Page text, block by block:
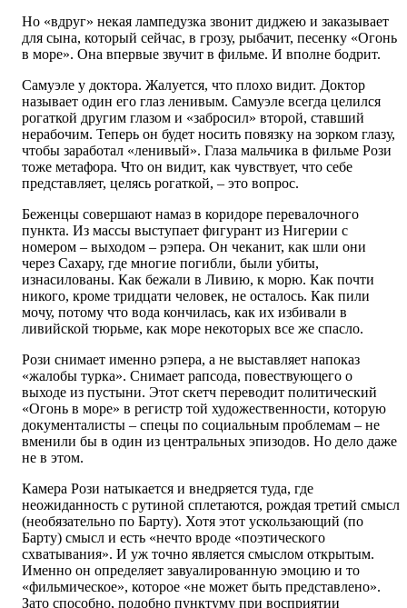
Но «вдруг» некая лампедузка звонит диджею и заказывает
для сына, который сейчас, в грозу, рыбачит, песенку «Огонь
в море». Она впервые звучит в фильме. И вполне бодрит.
Самуэле у доктора. Жалуется, что плохо видит. Доктор
называет один его глаз ленивым. Самуэле всегда целился
рогаткой другим глазом и «забросил» второй, ставший
нерабочим. Теперь он будет носить повязку на зорком глазу,
чтобы заработал «ленивый». Глаза мальчика в фильме Рози
тоже метафора. Что он видит, как чувствует, что себе
представляет, целясь рогаткой, – это вопрос.
Беженцы совершают намаз в коридоре перевалочного
пункта. Из массы выступает фигурант из Нигерии с
номером – выходом – рэпера. Он чеканит, как шли они
через Сахару, где многие погибли, были убиты,
изнасилованы. Как бежали в Ливию, к морю. Как почти
никого, кроме тридцати человек, не осталось. Как пили
мочу, потому что вода кончилась, как их избивали в
ливийской тюрьме, как море некоторых все же спасло.
Рози снимает именно рэпера, а не выставляет напоказ
«жалобы турка». Снимает рапсода, повествующего о
выходе из пустыни. Этот скетч переводит политический
«Огонь в море» в регистр той художественности, которую
документалисты – спецы по социальным проблемам – не
вменили бы в один из центральных эпизодов. Но дело даже
не в этом.
Камера Рози натыкается и внедряется туда, где
неожиданность с рутиной сплетаются, рождая третий смысл
(необязательно по Барту). Хотя этот ускользающий (по
Барту) смысл и есть «нечто вроде «поэтического
схватывания». И уж точно является смыслом открытым.
Именно он определяет завуалированную эмоцию и то
«фильмическое», которое «не может быть представлено».
Зато способно, подобно пунктуму при восприятии